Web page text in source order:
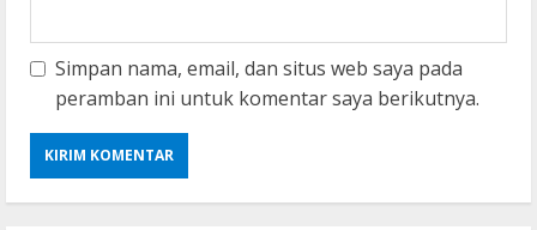
Simpan nama, email, dan situs web saya pada
peramban ini untuk komentar saya berikutnya.